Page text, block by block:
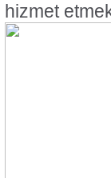
hizmet